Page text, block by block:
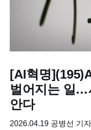
[AI혁명
벌어지는 일…
안다
2026.04.19 공병선 기자 아시아경제 |